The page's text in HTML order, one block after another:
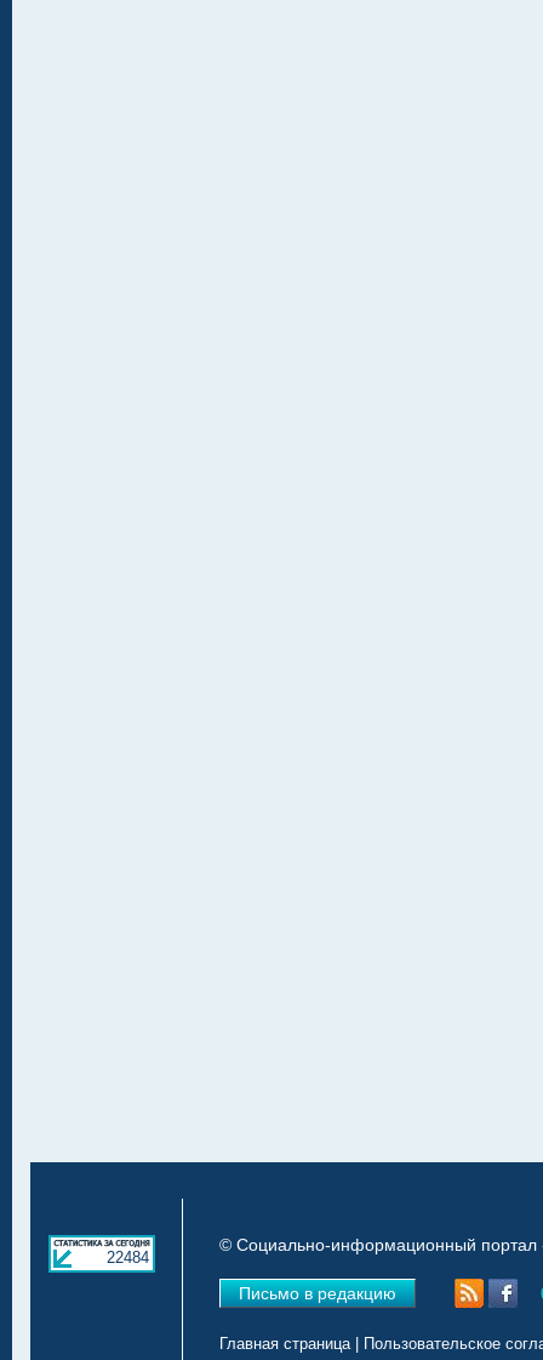
22484
© Социально-информационный портал
Письмо в редакцию
Главная страница| Пользовательское